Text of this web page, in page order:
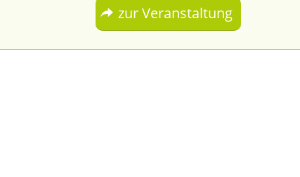
zur Veranstaltung